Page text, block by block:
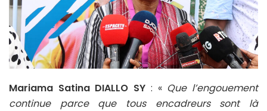
Mariama Satina DIALLO SY : « Que l’engouement
continue parce que tous encadreurs sont là